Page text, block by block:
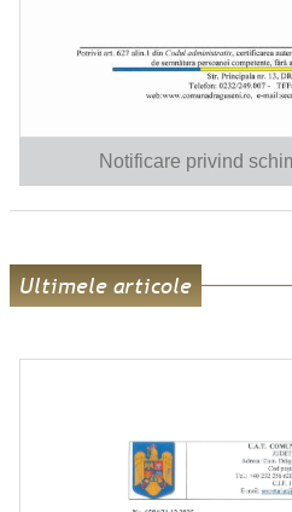
Notificare privind
Ultimele articole